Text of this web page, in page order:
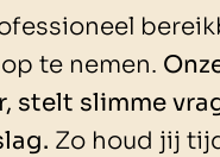
te nemen.
stelt slimme
Zo houd jij